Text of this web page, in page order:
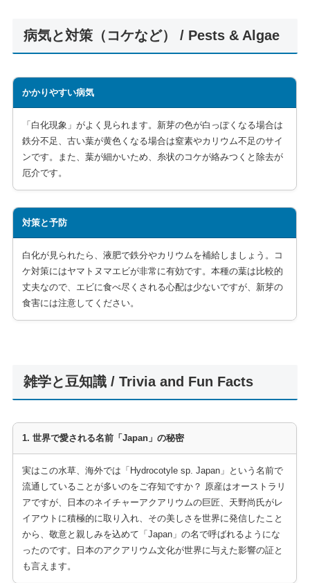
病気と対策（コケなど） / Pests & Algae
かかりやすい病気
「白化現象」がよく見られます。新芽の色が白っぽくなる場合は
鉄分不足、古い葉が黄色くなる場合は窒素やカリウム不足のサイ
ンです。また、葉が細かいため、糸状のコケが絡みつくと除去が
厄介です。
対策と予防
白化が見られたら、液肥で鉄分やカリウムを補給しましょう。コ
ケ対策にはヤマトヌマエビが非常に有効です。本種の葉は比較的
丈夫なので、エビに食べ尽くされる心配は少ないですが、新芽の
食害には注意してください。
雑学と豆知識 / Trivia and Fun Facts
1. 世界で愛される名前「Japan」の秘密
実はこの水草、海外では「Hydrocotyle sp. Japan」という名前で
流通していることが多いのをご存知ですか？ 原産はオーストラリ
アですが、日本のネイチャーアクアリウムの巨匠、天野尚氏がレ
イアウトに積極的に取り入れ、その美しさを世界に発信したこと
から、敬意と親しみを込めて「Japan」の名で呼ばれるようにな
ったのです。日本のアクアリウム文化が世界に与えた影響の証と
も言えます。